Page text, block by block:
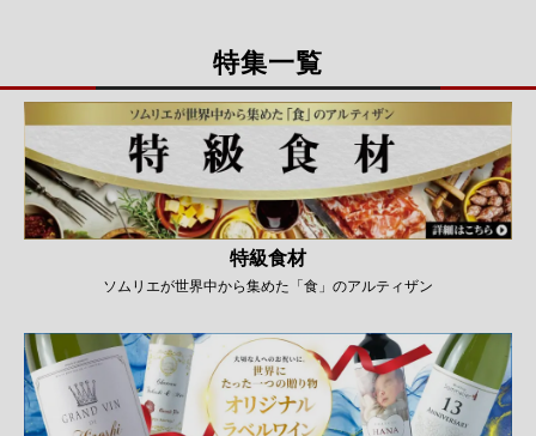
特集一覧
特級食材
ソムリエが世界中から集めた「食」のアルティザン